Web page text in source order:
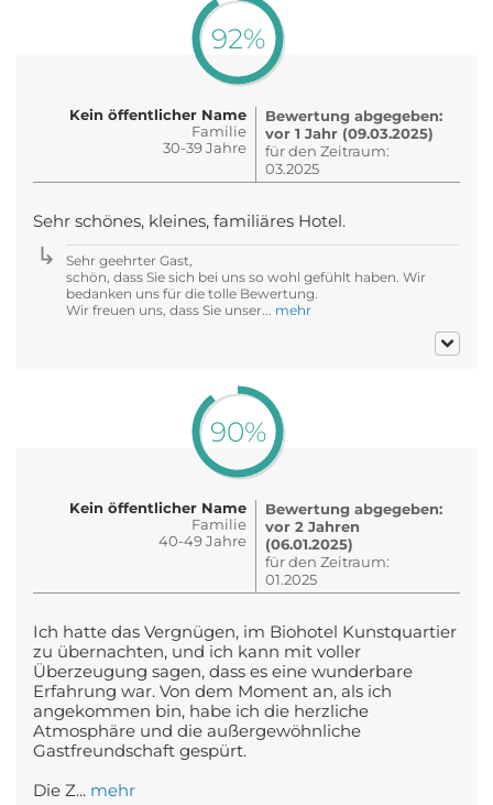
92%
Kein öffentlicher Name
Familie
30-39 Jahre
Bewertung abgegeben:
vor 1 Jahr (09.03.2025)
für den Zeitraum:
03.2025
Sehr schönes, kleines, familiäres Hotel.
Sehr geehrter Gast,
schön, dass Sie sich bei uns so wohl gefühlt haben. Wir
bedanken uns für die tolle Bewertung.
Wir freuen uns, dass Sie unser... mehr
90%
Kein öffentlicher Name
Familie
40-49 Jahre
Bewertung abgegeben:
vor 2 Jahren
(06.01.2025)
für den Zeitraum:
01.2025
Ich hatte das Vergnügen, im Biohotel Kunstquartier
zu übernachten, und ich kann mit voller
Überzeugung sagen, dass es eine wunderbare
Erfahrung war. Von dem Moment an, als ich
angekommen bin, habe ich die herzliche
Atmosphäre und die außergewöhnliche
Gastfreundschaft gespürt.
Die Z... mehr